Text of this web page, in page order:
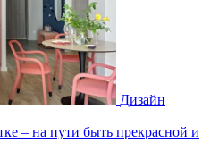
Дизайн
– на пути быть прекрасной и